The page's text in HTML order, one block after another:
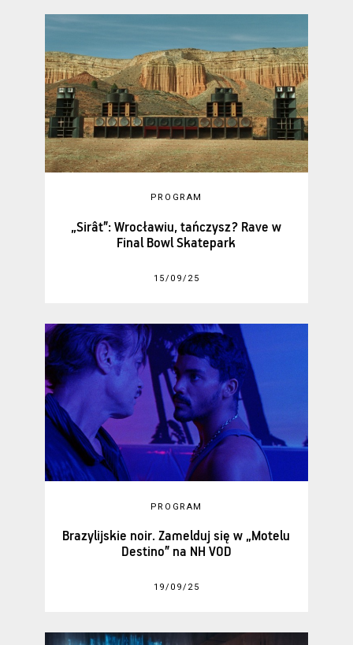
PROGRAM
„Sirât”: Wrocławiu, tańczysz? Rave w
Final Bowl Skatepark
15/09/25
PROGRAM
Brazylijskie noir. Zamelduj się w „Motelu
Destino” na NH VOD
19/09/25